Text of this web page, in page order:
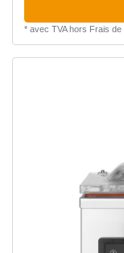
* avec TVAhors Frais de